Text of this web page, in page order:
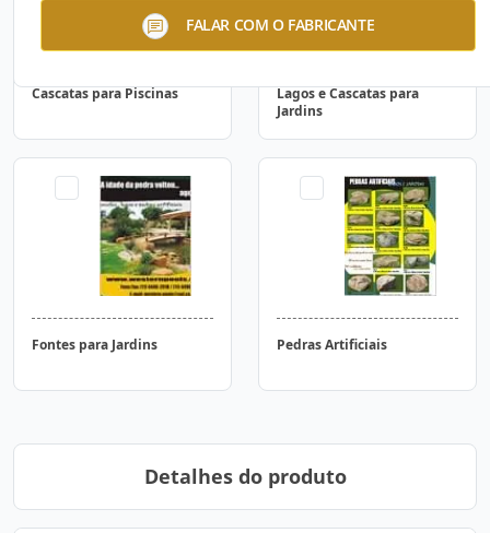
FALAR COM O FABRICANTE
Cascatas para Piscinas
Lagos e Cascatas para
Jardins
Fontes para Jardins Pedras Artificiais
Detalhes do produto